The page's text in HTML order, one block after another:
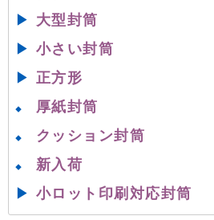
▶ 大型封筒
▶ 小さい封筒
▶ 正方形
◆ 厚紙封筒
◆ クッション封筒
◆
新入荷
▶ 小ロット印刷対応封筒